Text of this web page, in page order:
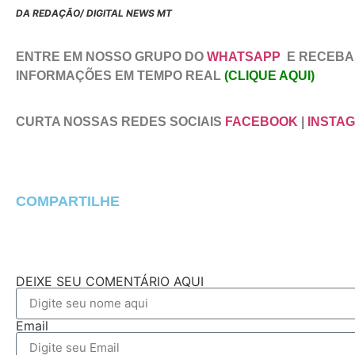
DA REDAÇÃO/ DIGITAL NEWS MT
ENTRE EM NOSSO GRUPO DO WHATSAPP
E RECEBA
INFORMAÇÕES EM TEMPO REAL (CLIQUE AQUI)
CURTA NOSSAS REDES SOCIAIS FACEBOOK
COMPARTILHE
DEIXE SEU COMENTÁRIO AQUI
Email